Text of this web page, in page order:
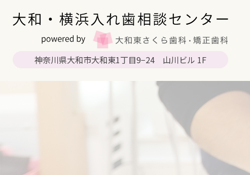
神奈川県大和市大和東1丁目9−24 山川ビル 1F